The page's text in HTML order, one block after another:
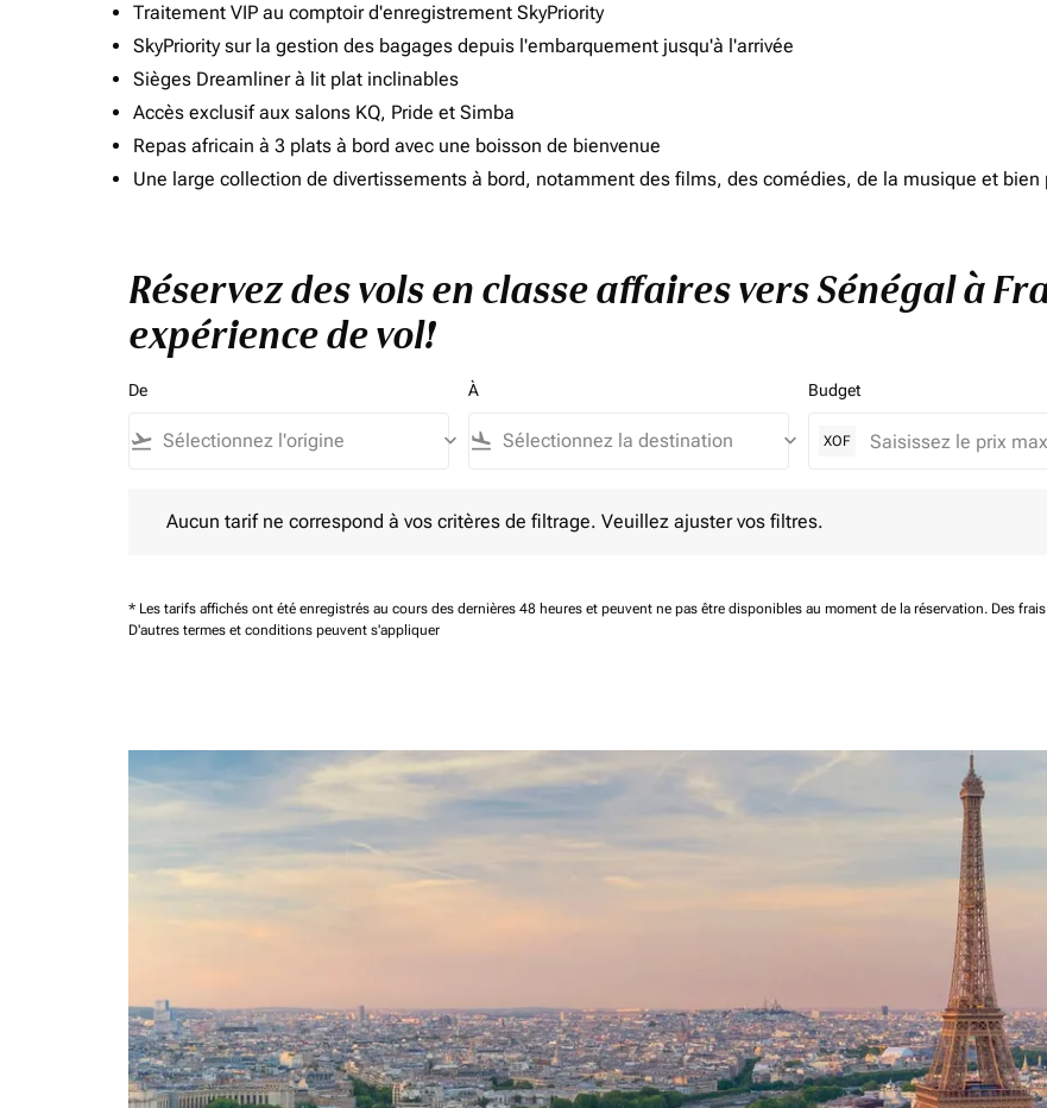
Traitement VIP au comptoir d'enregistrement SkyPriority
SkyPriority sur la gestion des bagages depuis l'embarquement jusqu'à l'arrivée
Sièges Dreamliner à lit plat inclinables
Accès exclusif aux salons KQ, Pride et Simba
Repas africain à 3 plats à bord avec une boisson de bienvenue
Une large collection de divertissements à bord, notamment des films, des comédies, de la musique et bien
Réservez des vols en classe affaires vers Sénégal à
expérience de vol!
De
flight_takeoff keyboard_arrow_down
À
flight_land keyboard_arrow_down
Budget
XOF
Aucun tarif ne correspond à vos critères de filtrage. Veuillez ajuster vos filtres.
* Les tarifs affichés ont été enregistrés au cours des dernières 48 heures et peuvent ne pas être disponibles au moment de la réservation. Des
D'autres termes et conditions peuvent s'appliquer